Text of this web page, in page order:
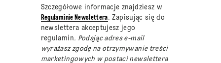
Szczegółowe informacje znajdziesz w
Regulaminie Newslettera. Zapisując się do
newslettera akceptujesz jego
regulamin. Podając adres e-mail
wyrażasz zgodę na otrzymywanie treści
marketingowych w postaci newslettera